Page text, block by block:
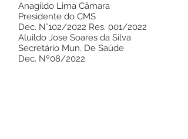
Anagildo Lima Câmara
Presidente do CMS
Dec. N°102/2022 Res. 001/2022
Aluildo Jose Soares da Silva
Secretário Mun. De Saúde
Dec. Nº08/2022